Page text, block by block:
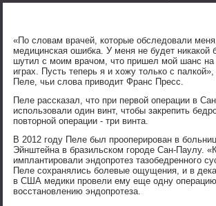
«По словам врачей, которые обследовали
медицинская ошибка. У меня не будет никакой
шутил с моим врачом, что пришел мой шанс на
играх. Пусть теперь я и хожу только с
Пеле, чьи слова приводит Франс Пресс.
Пеле рассказал, что при первой операции в
использовали один винт, чтобы закрепить
повторной операции - три винта.
В 2012 году Пеле был прооперирован в
Эйнштейна в бразильском городе Сан-Паулу.
имплантировали эндопротез тазобедренного
Пеле сохранялись болевые ощущения, и в
в США медики провели ему еще одну
восстановлению эндопротеза.